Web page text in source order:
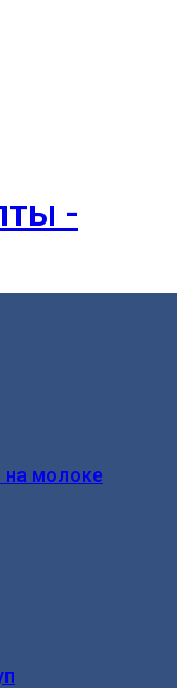
-
на молоке